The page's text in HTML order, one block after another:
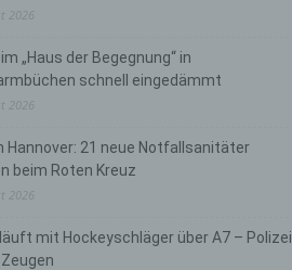
2026
„Haus der Begegnung“ in
schnell eingedämmt
2026
Hannover: 21 neue Notfallsanitäter
beim Roten Kreuz
2026
mit Hockeyschläger über A7 – Polizei